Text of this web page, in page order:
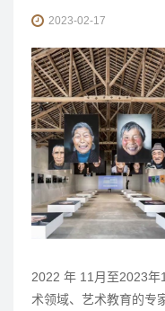
2023-02-17
2022 年 11月至2023年
术领域、艺术教育的专